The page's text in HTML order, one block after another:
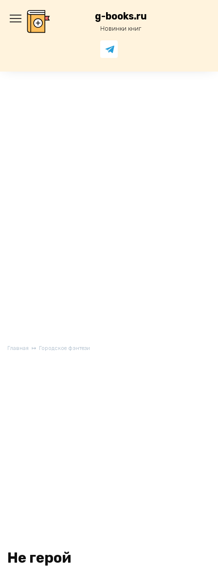
содержанию
g-books.ru
Новинки книг
Главная Городское фэнтези
Не герой